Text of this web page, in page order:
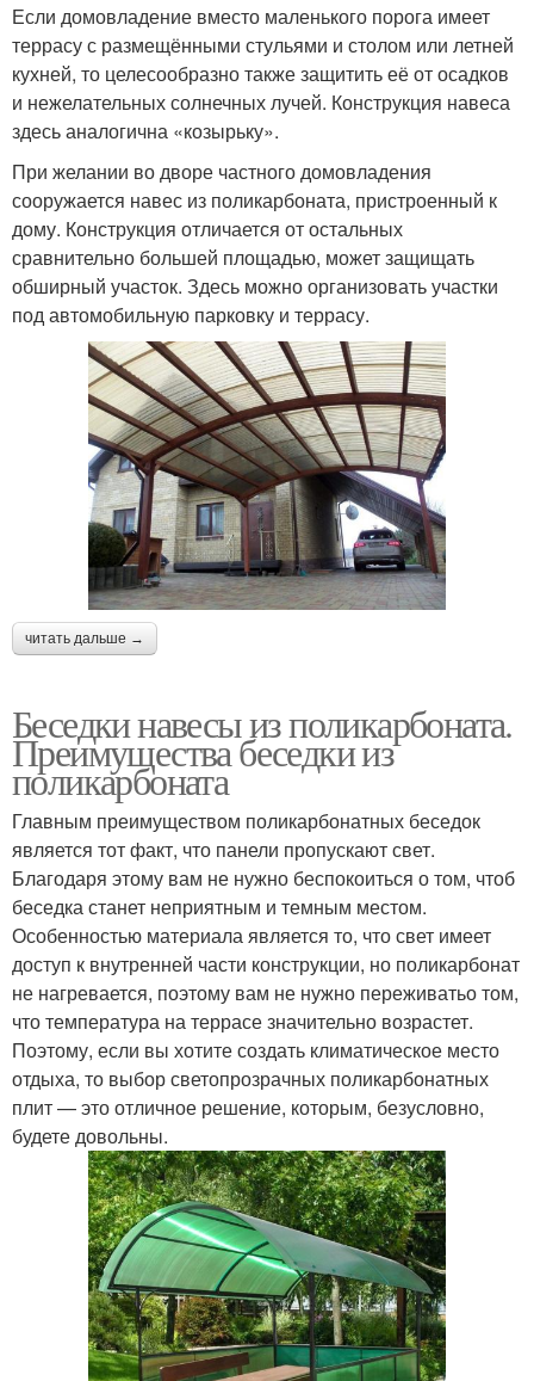
Если домовладение вместо маленького порога имеет
террасу с размещёнными стульями и столом или летней
кухней, то целесообразно также защитить её от осадков
и нежелательных солнечных лучей. Конструкция навеса
здесь аналогична «козырьку».
При желании во дворе частного домовладения
сооружается навес из поликарбоната, пристроенный к
дому. Конструкция отличается от остальных
сравнительно большей площадью, может защищать
обширный участок. Здесь можно организовать участки
под автомобильную парковку и террасу.
читать дальше →
Беседки навесы из поликарбоната.
Преимущества беседки из
поликарбоната
Главным преимуществом поликарбонатных беседок
является тот факт, что панели пропускают свет.
Благодаря этому вам не нужно беспокоиться о том, чтоб
беседка станет неприятным и темным местом.
Особенностью материала является то, что свет имеет
доступ к внутренней части конструкции, но поликарбонат
не нагревается, поэтому вам не нужно переживатьо том,
что температура на террасе значительно возрастет.
Поэтому, если вы хотите создать климатическое место
отдыха, то выбор светопрозрачных поликарбонатных
плит — это отличное решение, которым, безусловно,
будете довольны.